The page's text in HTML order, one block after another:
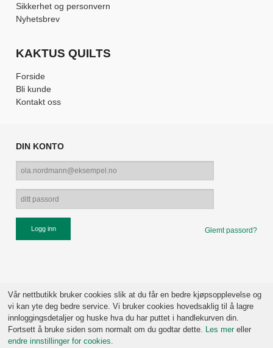
Sikkerhet og personvern
Nyhetsbrev
KAKTUS QUILTS
Forside
Bli kunde
Kontakt oss
DIN KONTO
Glemt passord?
Vår nettbutikk bruker cookies slik at du får en bedre kjøpsopplevelse og
vi kan yte deg bedre service. Vi bruker cookies hovedsaklig til å lagre
innloggingsdetaljer og huske hva du har puttet i handlekurven din.
Fortsett å bruke siden som normalt om du godtar dette. Les mereller
endre innstillinger for cookies.